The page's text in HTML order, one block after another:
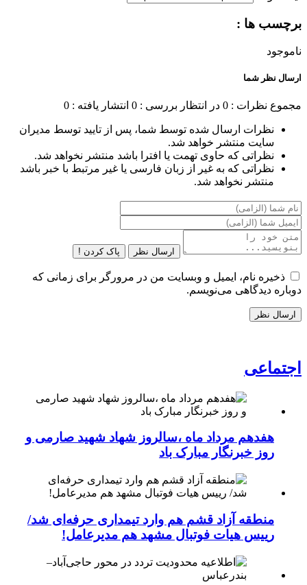
برچسب ها :
ناموجود
ارسال نظر شما
مجموع نظرات : 0 در انتظار بررسی : 0 انتشار یافته : 0
نظرات ارسال شده توسط شما، پس از تایید توسط مدیران
سایت منتشر خواهد شد.
نظراتی که حاوی تهمت یا افترا باشد منتشر نخواهد شد.
نظراتی که به غیر از زبان فارسی یا غیر مرتبط با خبر باشد
منتشر نخواهد شد.
ارسال نظر پاک کردن !
ذخیره نام، ایمیل و وبسایت من در مرورگر برای زمانی که
دوباره دیدگاهی می‌نویسم.
اجتماعی
هفدهم مرداد ماه ،سالروز شهاد شهید صارمی و
روز خبرنگار مبارک باد
منطقه آزاد قشم هم وارد تیمداری حرفه‌ای شد/
رییس هیات فوتبال مشهد هم مدیرعامل!